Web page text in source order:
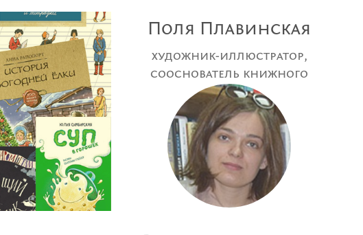
Поля Плавинская
художник-иллюстратор,
сооснователь книжного
магазина «Маршак»